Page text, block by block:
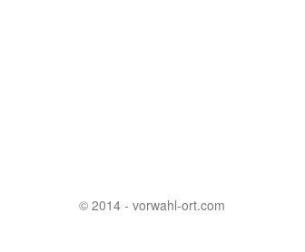
© 2014 - vorwahl-ort.com